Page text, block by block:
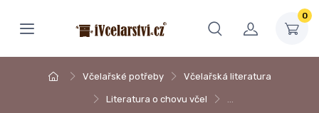
0
Včelařské potřeby Včelařská literatura
Literatura o chovu včel …